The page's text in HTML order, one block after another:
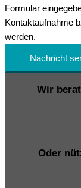
Formular
Kontaktaufnahme
werden.
Nachricht
Wir
Oder